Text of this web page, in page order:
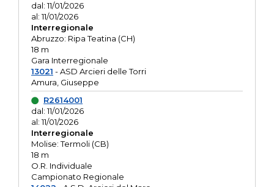
dal: 11/01/2026
al: 11/01/2026
Interregionale
Abruzzo: Ripa Teatina (CH)
18 m
Gara Interregionale
13021 - ASD Arcieri delle Torri
Amura, Giuseppe
R2614001
dal: 11/01/2026
al: 11/01/2026
Interregionale
Molise: Termoli (CB)
18 m
O.R. Individuale
Campionato Regionale